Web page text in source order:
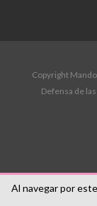
Al navegar por
Copyright
Defensa de